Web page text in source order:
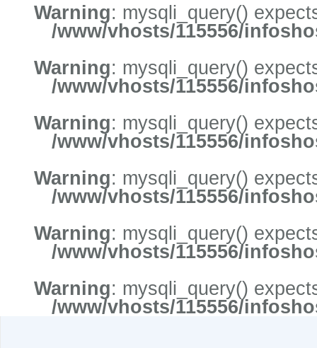
Warning: mysqli_query()
/www/vhosts/115556/
Warning: mysqli_query()
/www/vhosts/115556/
Warning: mysqli_query()
/www/vhosts/115556/
Warning: mysqli_query()
/www/vhosts/115556/
Warning: mysqli_query()
/www/vhosts/115556/
Warning: mysqli_query()
/www/vhosts/115556/